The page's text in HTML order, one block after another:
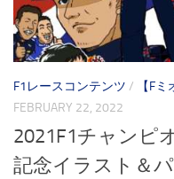
F1レースコンテンツ / 【F
FEBRUARY 22, 2022
2021F1チャンピ
記念イラスト＆